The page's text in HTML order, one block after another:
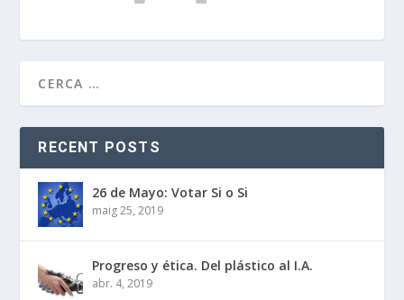
RECENT POSTS
26 de Mayo: Votar Si o Si
maig 25, 2019
Progreso y ética. Del plástico al I.A.
abr. 4, 2019